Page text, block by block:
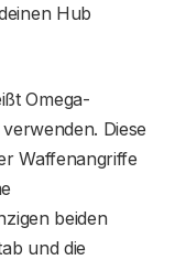
Hub
Omega-
Diese
Waffenangriffe
beiden
und die